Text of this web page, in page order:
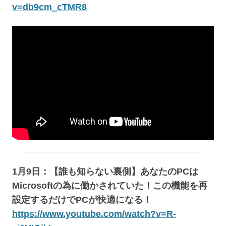
v=db9cm_cTMR8
1月9日：【誰も知らない裏側】あなたのPCは
Microsoftの為に働かされていた！この機能を再
設定するだけでPCが快適になる！
https://www.youtube.com/watch?v=R-